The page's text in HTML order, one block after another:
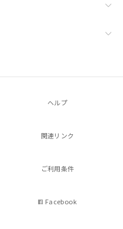
ヘルプ
関連リンク
ご利用条件
Facebook